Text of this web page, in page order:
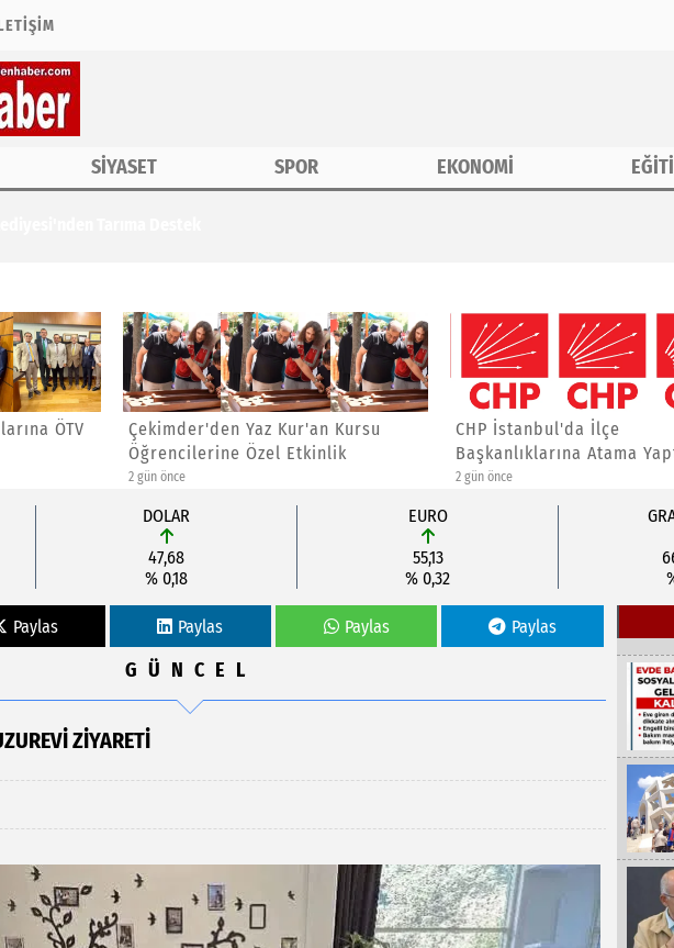
SİYASET SPOR EKONOMİ
ÖTV
Çekimder'den Yaz Kur'an Kursu
Öğrencilerine Özel Etkinlik
2 gün önce
CHP İstanbul'da İlçe
Başkanlıklarına Atama Yaptı
2 gün önce
DOLAR
47,68
% 0,18
EURO
55,13
% 0,32
Paylas Paylas Paylas Paylas
GÜNCEL
ZIYARETI